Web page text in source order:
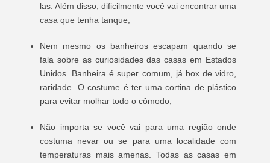
las. Além disso, dificilmente você vai encontrar uma
casa que tenha tanque;
Nem mesmo os banheiros escapam quando se
fala sobre as curiosidades das casas em Estados
Unidos. Banheira é super comum, já box de vidro,
raridade. O costume é ter uma cortina de plástico
para evitar molhar todo o cômodo;
Não importa se você vai para uma região onde
costuma nevar ou se para uma localidade com
temperaturas mais amenas. Todas as casas em